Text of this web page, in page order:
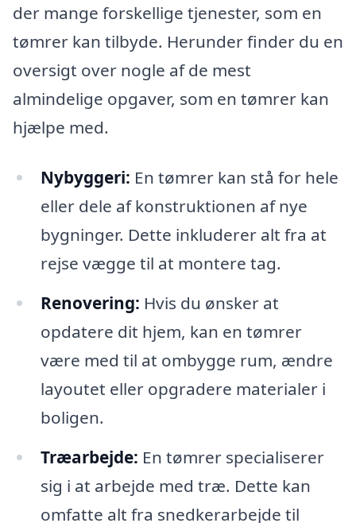
der mange forskellige tjenester, som en
tømrer kan tilbyde. Herunder finder du en
oversigt over nogle af de mest
almindelige opgaver, som en tømrer kan
hjælpe med.
Nybyggeri: En tømrer kan stå for hele
eller dele af konstruktionen af nye
bygninger. Dette inkluderer alt fra at
rejse vægge til at montere tag.
Renovering: Hvis du ønsker at
opdatere dit hjem, kan en tømrer
være med til at ombygge rum, ændre
layoutet eller opgradere materialer i
boligen.
Træarbejde: En tømrer specialiserer
sig i at arbejde med træ. Dette kan
omfatte alt fra snedkerarbejde til